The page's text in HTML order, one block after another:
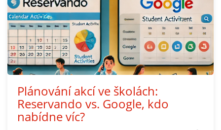
Plánování akcí ve školách:
Reservando vs. Google, kdo
nabídne víc?